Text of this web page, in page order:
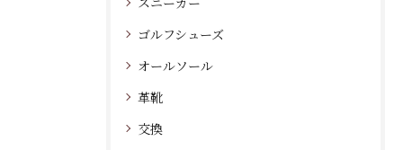
ゴルフシューズ
オールソール
革靴
交換